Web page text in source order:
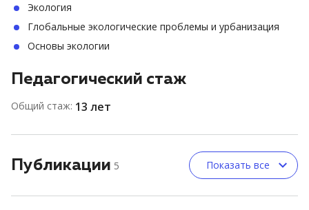
Экология
Глобальные экологические проблемы и урбанизация
Основы экологии
Педагогический стаж
Общий стаж: 13 лет
Публикации 5 Показать все